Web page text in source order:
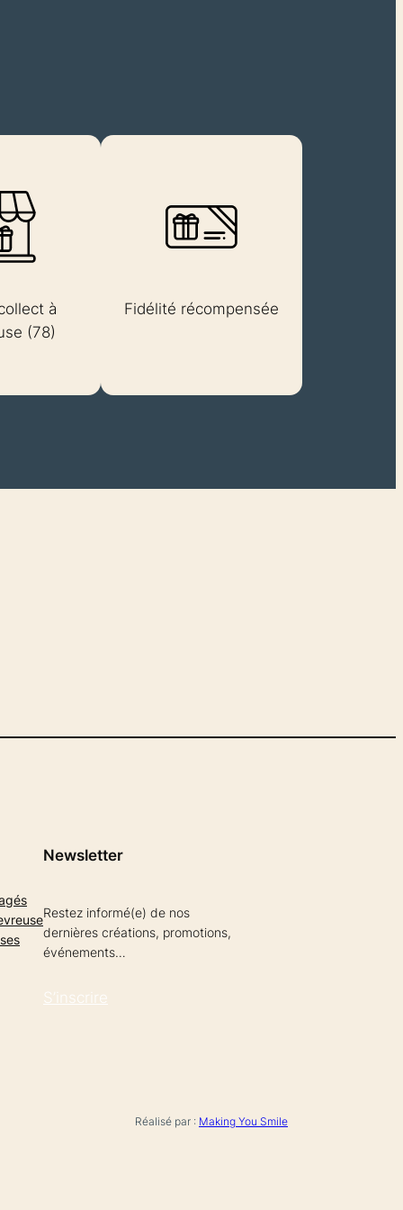
à
(78)
Fidélité récompensée
Newsletter
Restez informé(e) de nos
dernières créations, promotions,
événements…
S’inscrire
Réalisé par : Making You Smile